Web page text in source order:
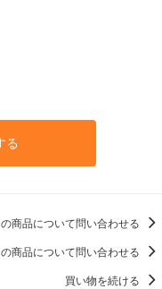
る
商品について問い合わせる
商品について問い合わせる
買い物を続ける